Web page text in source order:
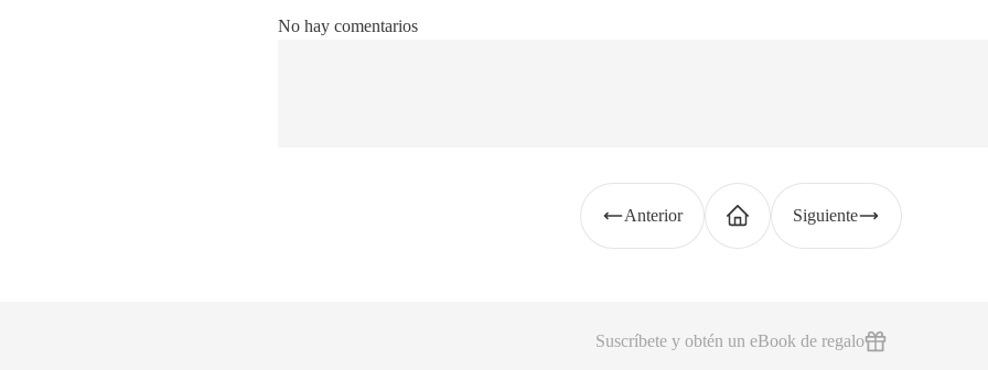
No hay comentarios
Anterior Siguiente
Suscríbete y obtén un eBook de regalo